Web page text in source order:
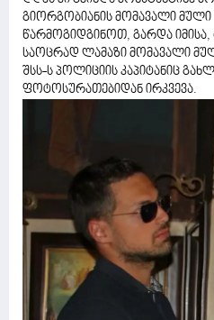
გიორგობიანის მომავალი მული
წარმოგიდგინოთ, გარდა
საოცრად ლამაზი მომავალი
შსს-ს პოლიციის კაპიტანიც
ფოტოსურათებიდან ირკვევა.